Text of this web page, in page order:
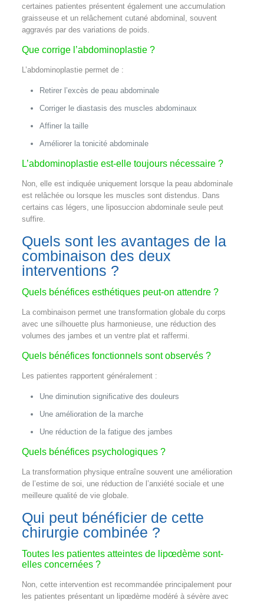
certaines patientes présentent également une accumulation
graisseuse et un relâchement cutané abdominal, souvent
aggravés par des variations de poids.
Que corrige l’abdominoplastie ?
L’abdominoplastie permet de :
Retirer l’excès de peau abdominale
Corriger le diastasis des muscles abdominaux
Affiner la taille
Améliorer la tonicité abdominale
L’abdominoplastie est-elle toujours nécessaire ?
Non, elle est indiquée uniquement lorsque la peau abdominale
est relâchée ou lorsque les muscles sont distendus. Dans
certains cas légers, une liposuccion abdominale seule peut
suffire.
Quels sont les avantages de la
combinaison des deux
interventions ?
Quels bénéfices esthétiques peut-on attendre ?
La combinaison permet une transformation globale du corps
avec une silhouette plus harmonieuse, une réduction des
volumes des jambes et un ventre plat et raffermi.
Quels bénéfices fonctionnels sont observés ?
Les patientes rapportent généralement :
Une diminution significative des douleurs
Une amélioration de la marche
Une réduction de la fatigue des jambes
Quels bénéfices psychologiques ?
La transformation physique entraîne souvent une amélioration
de l’estime de soi, une réduction de l’anxiété sociale et une
meilleure qualité de vie globale.
Qui peut bénéficier de cette
chirurgie combinée ?
Toutes les patientes atteintes de lipœdème sont-
elles concernées ?
Non, cette intervention est recommandée principalement pour
les patientes présentant un lipœdème modéré à sévère avec